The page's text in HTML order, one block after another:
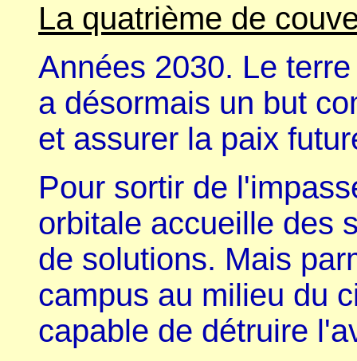
La quatrième de
Années 2030. Le
a désormais un but
et assurer la paix
Pour sortir de
orbitale accueille des
de solutions. Mais
campus au milieu du
capable de détruire